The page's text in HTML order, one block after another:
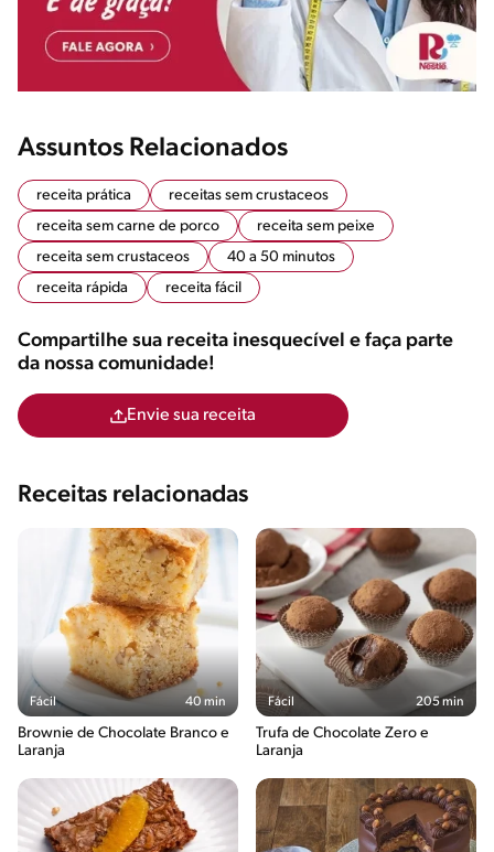
Assuntos Relacionados
receita prática
receitas sem crustaceos
receita sem carne de porco
receita sem peixe
receita sem crustaceos
40 a 50 minutos
receita rápida
receita fácil
Compartilhe sua receita inesquecível e faça parte
da nossa comunidade!
Envie sua receita
Receitas relacionadas
Fácil 40 min
Brownie de Chocolate Branco e
Laranja
Fácil 205 min
Trufa de Chocolate Zero e
Laranja